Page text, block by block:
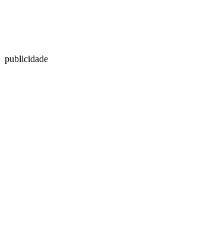
publicidade